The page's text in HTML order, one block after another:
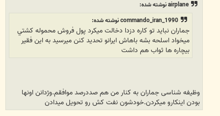
airplane نوشته شده:
commando_iran_1990 نوشته شده:
جماران نبايد تو كاره دزدا دخالت ميكرد پول فروش محموله كشتي
ميخواد اسلحه بشه باهاش ايرانو تحديد كنن ميرسيد به اين فقير
بيچاره ها ثواب هم داشت
وظیفه شناسی جماران به کنار من هم صددرصد موافقم.وژدانن اونها
بودن اینکارو میکردن.خودشون نفت کش رو تحویل میدادن